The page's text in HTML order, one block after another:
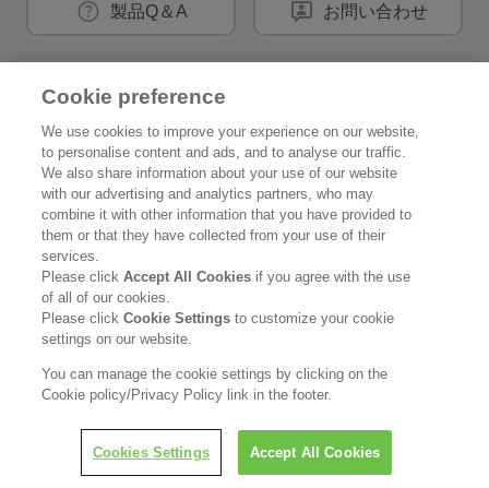
製品Q＆A お問い合わせ
花王公式SNSアカウント
Home 花王について
サステナビリティ イノベーション
ブランド 投資家情報
ニュースルーム 採用情報
利用者情報の外部送信 ソーシャルメディアポリシー
Cookie preference
We use cookies to improve your experience on our website,
to personalise content and ads, and to analyse our traffic.
We also share information about your use of our website
with our advertising and analytics partners, who may
combine it with other information that you have provided to
them or that they have collected from your use of their
services.
Please clickAccept All Cookies if you agree with the use
of all of our cookies.
Please clickCookie Settingsto customize your cookie
settings on our website.
You can manage the cookie settings by clicking on the
Cookie policy/Privacy Policy link in the footer.
Cookies Settings Accept All Cookies
LINEで担当者につなぐ